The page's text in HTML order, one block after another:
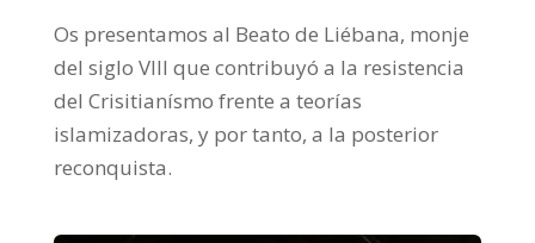
Os presentamos al Beato de Liébana, monje
del siglo VIII que contribuyó a la resistencia
del Crisitianísmo frente a teorías
islamizadoras, y por tanto, a la posterior
reconquista.